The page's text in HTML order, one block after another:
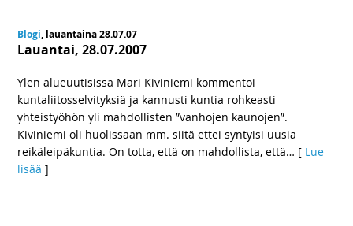
Blogi, lauantaina 28.07.07
Lauantai, 28.07.2007
Ylen alueuutisissa Mari Kiviniemi kommentoi
kuntaliitosselvityksiä ja kannusti kuntia rohkeasti
yhteistyöhön yli mahdollisten ”vanhojen kaunojen”.
Kiviniemi oli huolissaan mm. siitä ettei syntyisi uusia
reikäleipäkuntia. On totta, että on mahdollista, että… [ Lue
lisää ]